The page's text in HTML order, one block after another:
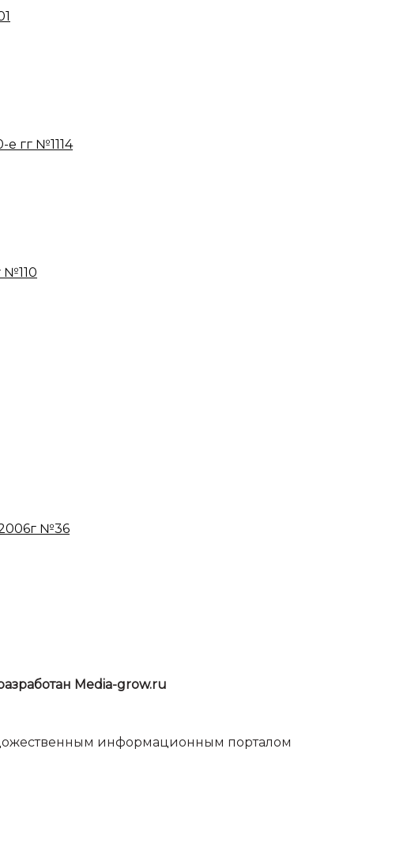
е гг №1114
№110
№36
Media-grow.ru
информационным порталом